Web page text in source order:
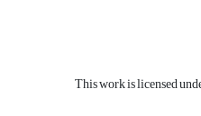
This work is licensed